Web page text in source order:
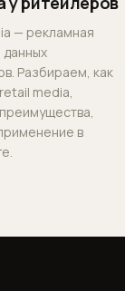
— рекламная
Разбираем, как
media,
в